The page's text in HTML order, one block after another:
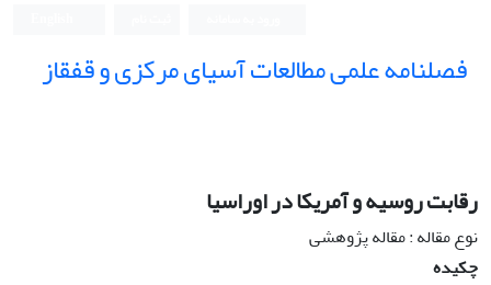
فصلنامه علمی مطالعات آسیای مرکزی و قفقاز
رقابت روسیه و آمریکا در اوراسیا
نوع مقاله : مقاله پژوهشی
چکیده